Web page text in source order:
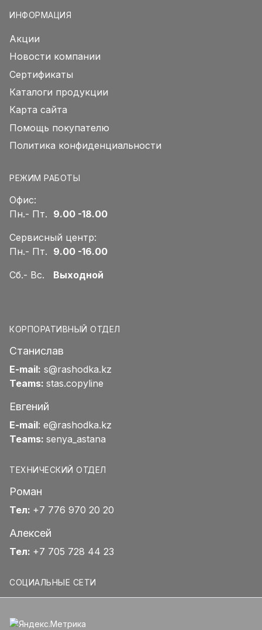
ИНФОРМАЦИЯ
Акции
Новости компании
Сертификаты
Каталоги продукции
Карта сайта
Помощь покупателю
Политика конфиденциальности
РЕЖИМ РАБОТЫ
Офис:
Пн.- Пт. 9.00 -18.00
Сервисный центр:
Пн.- Пт. 9.00 -16.00
Сб.- Вс. Выходной
КОРПОРАТИВНЫЙ ОТДЕЛ
Станислав
E-mail: s@rashodka.kz
Teams: stas.copyline
Евгений
E-mail: e@rashodka.kz
Teams: senya_astana
ТЕХНИЧЕСКИЙ ОТДЕЛ
Роман
Тел: +7 776 970 20 20
Алексей
Тел: +7 705 728 44 23
СОЦИАЛЬНЫЕ СЕТИ